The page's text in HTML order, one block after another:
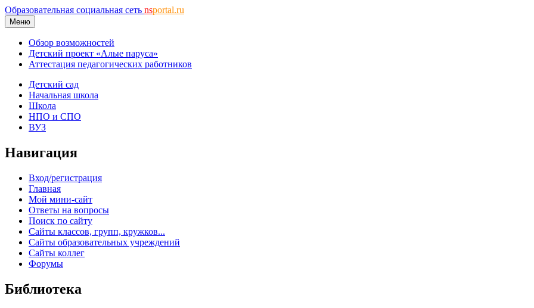
Образовательная социальная сеть nsportal.ru
Меню
Обзор возможностей
Детский проект «Алые паруса»
Аттестация педагогических работников
Детский сад
Начальная школа
Школа
НПО и СПО
ВУЗ
Навигация
Вход/регистрация
Главная
Мой мини-сайт
Ответы на вопросы
Поиск по сайту
Сайты классов, групп, кружков...
Сайты образовательных учреждений
Сайты коллег
Форумы
Библиотека